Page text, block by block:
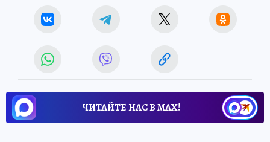
ЧИТАЙТЕ НАС В МАХ!